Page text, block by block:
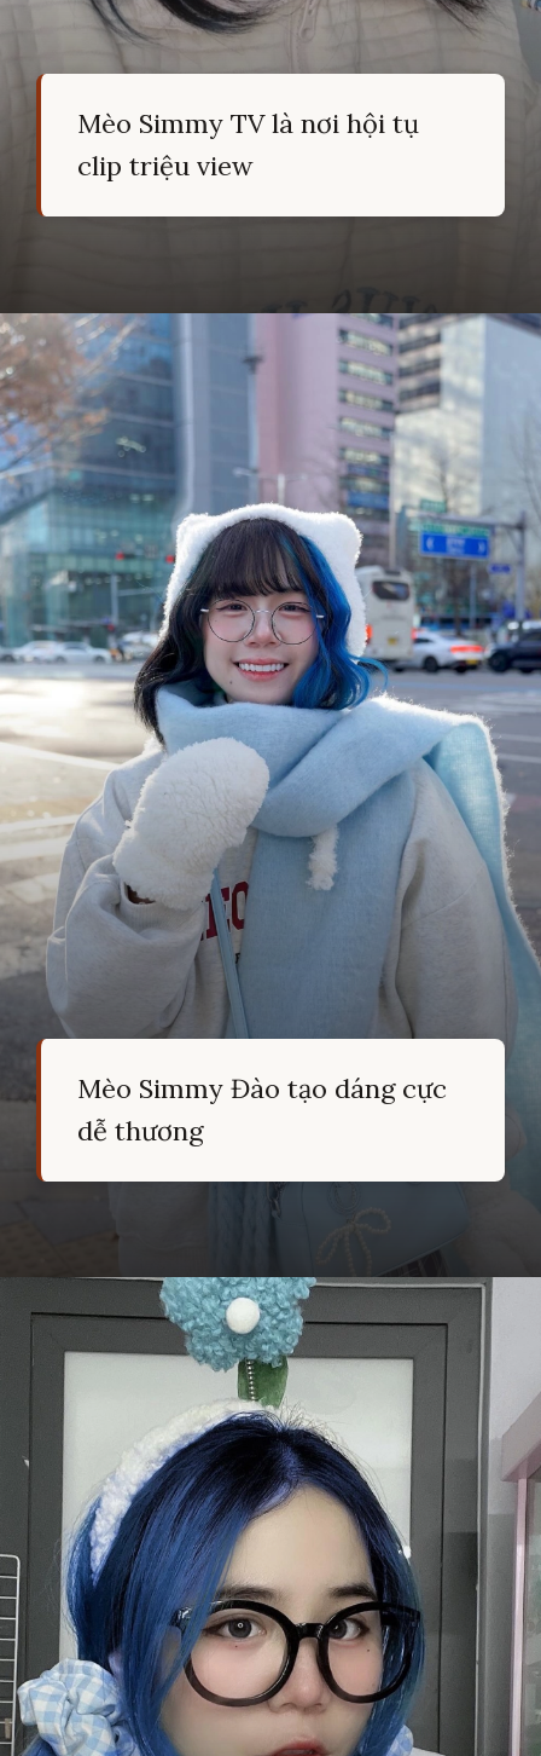
Mèo Simmy TV là nơi hội tụ
clip triệu view
Đang mở https://hocsinhgioi.vn/meo-simmy
Mèo Simmy Đào tạo dáng cực
dễ thương
Đang mở https://hocsinhgioi.vn/meo-simmy